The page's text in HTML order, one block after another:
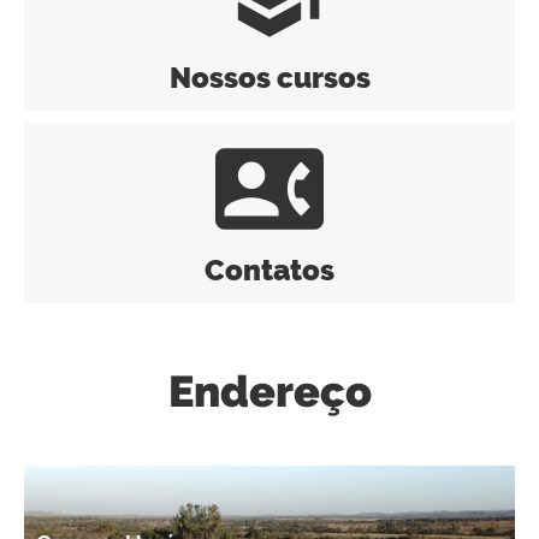
Nossos cursos
contact_phone
Contatos
Endereço